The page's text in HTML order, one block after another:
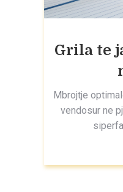
Grila te
Mbrojtje
vendosur ne